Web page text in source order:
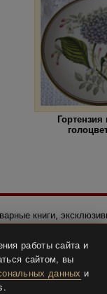
книги,
работы сайта и
сайтом, вы
данных и